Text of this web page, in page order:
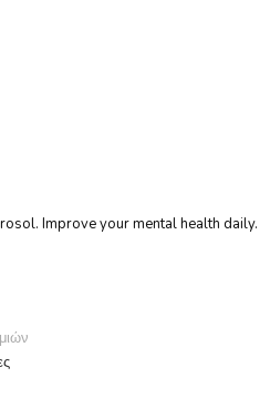
Improve your mental health daily.